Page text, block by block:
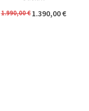
1.990,00 €1.390,00 €